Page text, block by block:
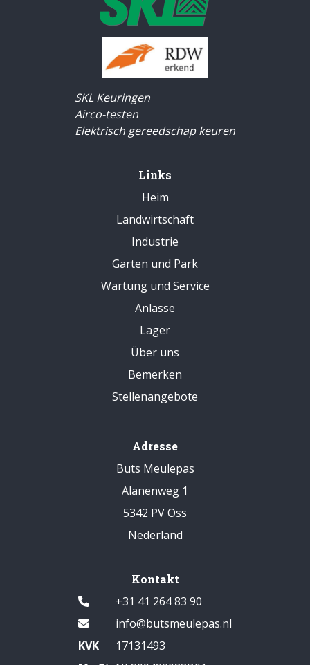
SKL Keuringen
Airco-testen
Elektrisch gereedschap keuren
Links
Heim
Landwirtschaft
Industrie
Garten und Park
Wartung und Service
Anlässe
Lager
Über uns
Bemerken
Stellenangebote
Adresse
Buts Meulepas
Alanenweg 1
5342 PV Oss
Nederland
Kontakt
+31 41 264 83 90
info@butsmeulepas.nl
KVK
17131493